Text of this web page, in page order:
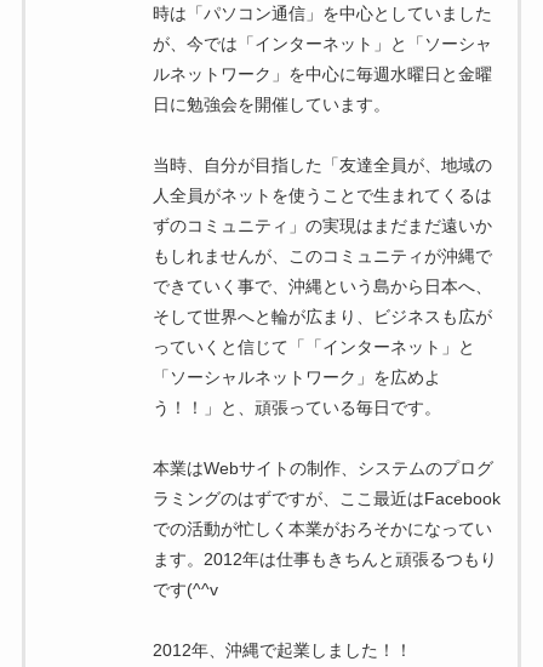
時は「パソコン通信」を中心としていました
が、今では「インターネット」と「ソーシャ
ルネットワーク」を中心に毎週水曜日と金曜
日に勉強会を開催しています。
当時、自分が目指した「友達全員が、地域の
人全員がネットを使うことで生まれてくるは
ずのコミュニティ」の実現はまだまだ遠いか
もしれませんが、このコミュニティが沖縄で
できていく事で、沖縄という島から日本へ、
そして世界へと輪が広まり、ビジネスも広が
っていくと信じて「「インターネット」と
「ソーシャルネットワーク」を広めよ
う！！」と、頑張っている毎日です。
本業はWebサイトの制作、システムのプログ
ラミングのはずですが、ここ最近はFacebook
での活動が忙しく本業がおろそかになってい
ます。2012年は仕事もきちんと頑張るつもり
です(^^v
2012年、沖縄で起業しました！！